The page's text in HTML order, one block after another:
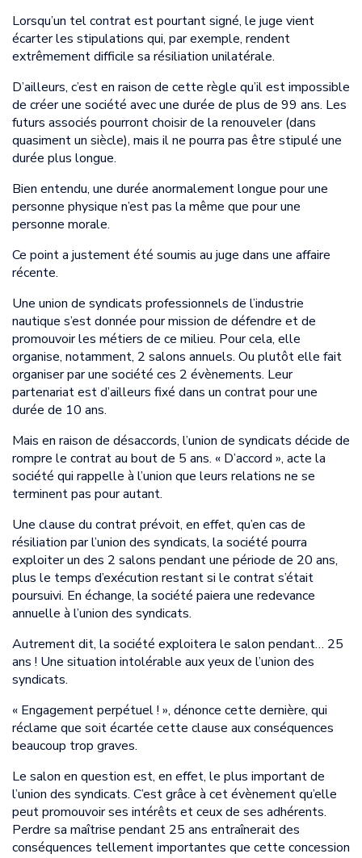
Lorsqu’un tel contrat est pourtant signé, le juge vient
écarter les stipulations qui, par exemple, rendent
extrêmement difficile sa résiliation unilatérale.
D’ailleurs, c’est en raison de cette règle qu’il est impossible
de créer une société avec une durée de plus de 99 ans. Les
futurs associés pourront choisir de la renouveler (dans
quasiment un siècle), mais il ne pourra pas être stipulé une
durée plus longue.
Bien entendu, une durée anormalement longue pour une
personne physique n’est pas la même que pour une
personne morale.
Ce point a justement été soumis au juge dans une affaire
récente.
Une union de syndicats professionnels de l’industrie
nautique s’est donnée pour mission de défendre et de
promouvoir les métiers de ce milieu. Pour cela, elle
organise, notamment, 2 salons annuels. Ou plutôt elle fait
organiser par une société ces 2 évènements. Leur
partenariat est d’ailleurs fixé dans un contrat pour une
durée de 10 ans.
Mais en raison de désaccords, l’union de syndicats décide de
rompre le contrat au bout de 5 ans. « D’accord », acte la
société qui rappelle à l’union que leurs relations ne se
terminent pas pour autant.
Une clause du contrat prévoit, en effet, qu’en cas de
résiliation par l’union des syndicats, la société pourra
exploiter un des 2 salons pendant une période de 20 ans,
plus le temps d’exécution restant si le contrat s’était
poursuivi. En échange, la société paiera une redevance
annuelle à l’union des syndicats.
Autrement dit, la société exploitera le salon pendant… 25
ans ! Une situation intolérable aux yeux de l’union des
syndicats.
« Engagement perpétuel ! », dénonce cette dernière, qui
réclame que soit écartée cette clause aux conséquences
beaucoup trop graves.
Le salon en question est, en effet, le plus important de
l’union des syndicats. C’est grâce à cet évènement qu’elle
peut promouvoir ses intérêts et ceux de ses adhérents.
Perdre sa maîtrise pendant 25 ans entraînerait des
conséquences tellement importantes que cette concession